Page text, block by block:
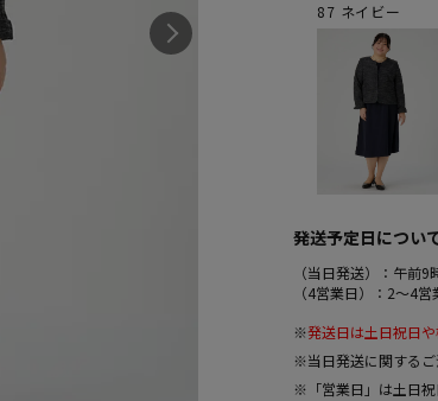
87 ネイビー
発送予定日につい
（当日発送）：午前
（4営業日）：2～4
※発送日は土日祝日
※当日発送に関するご
※「営業日」は土日祝